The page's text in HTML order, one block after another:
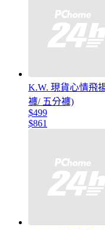
K.W. 現貨心情飛
褲/ 五分褲)
$499
$861